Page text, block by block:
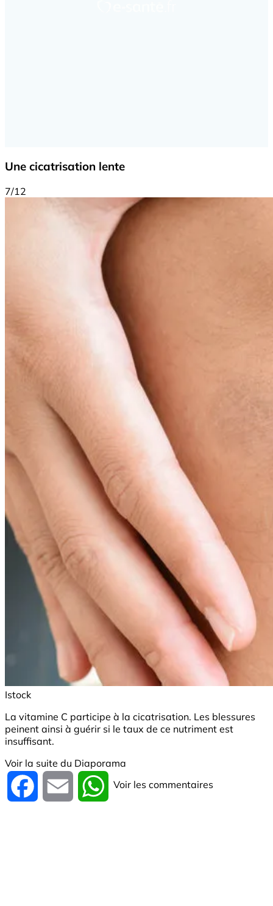
Une cicatrisation lente
7/12
Istock
La vitamine C participe à la cicatrisation. Les blessures
peinent ainsi à guérir si le taux de ce nutriment est
insuffisant.
Voir la suite du Diaporama
Facebook Email WhatsApp
Voir les commentaires